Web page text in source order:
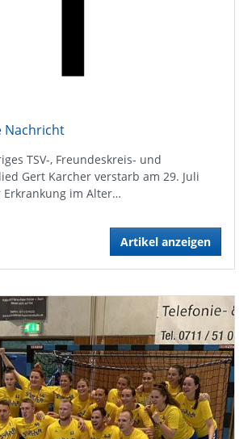
Nachricht
TSV-, Freundeskreis- und
Gert Karcher verstarb am 29. Juli
Erkrankung im Alter…
Artikel anzeigen